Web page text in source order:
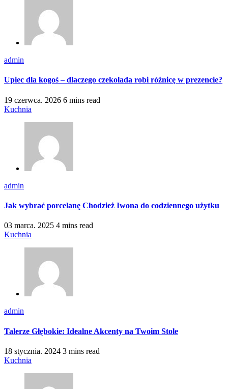
admin
Upiec dla kogoś – dlaczego czekolada robi różnicę w prezencie?
19 czerwca. 2026 6 mins read
Kuchnia
admin
Jak wybrać porcelanę Chodzież Iwona do codziennego użytku
03 marca. 2025 4 mins read
Kuchnia
admin
Talerze Głębokie: Idealne Akcenty na Twoim Stole
18 stycznia. 2024 3 mins read
Kuchnia